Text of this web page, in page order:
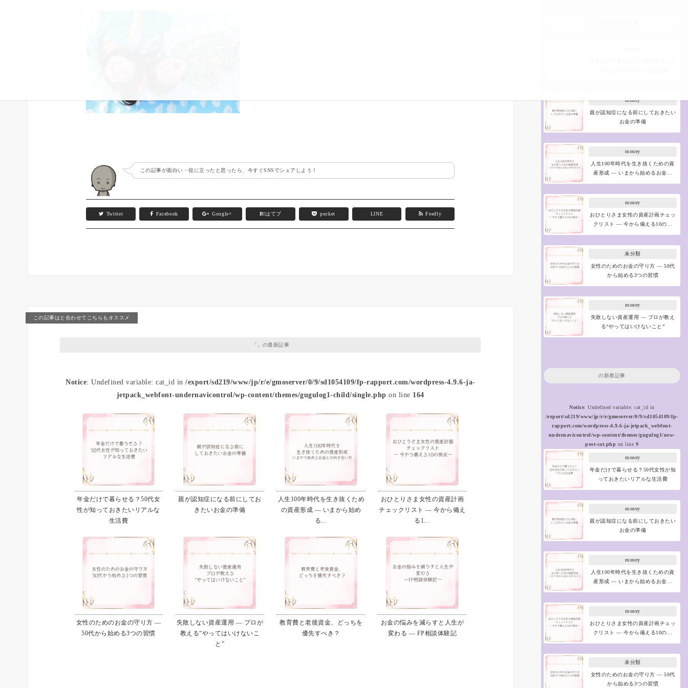
この記事が面白い・役に立ったと思ったら、今すぐSNSでシェアしよう！
Twitter Facebook Google+ B!はてブ pocket LINE Feedly
この記事はと合わせてこちらもオススメ
「」の最新記事
Notice: Undefined variable: cat_id in/export/sd219/www/jp/r/e/gmoserver/0/9/sd1054109/fp-rapport.com/wordpress-4.9.6-ja-
jetpack_webfont-undernavicontrol/wp-content/themes/gugulog1-child/single.php on line 164
年金だけで暮らせる？50代女
性が知っておきたいリアルな
生活費
親が認知症になる前にしてお
きたいお金の準備
人生100年時代を生き抜くため
の資産形成 ― いまから始め
る…
おひとりさま女性の資産計画
チェックリスト ― 今から備え
る1…
女性のためのお金の守り方 ―
50代から始める3つの習慣
失敗しない資産運用 ― プロが
教える“やってはいけないこ
と”
教育費と老後資金、どっちを
優先すべき？
お金の悩みを減らすと人生が
変わる ― FP相談体験記
money
親が認知症になる前にしておきたい
お金の準備
money
人生100年時代を生き抜くための資
産形成 ― いまから始めるお金…
money
おひとりさま女性の資産計画チェッ
クリスト ― 今から備える10の…
未分類
女性のためのお金の守り方 ― 50代
から始める3つの習慣
money
失敗しない資産運用 ― プロが教え
る“やってはいけないこと”
の新着記事
Notice: Undefined variable: cat_id in
/export/sd219/www/jp/r/e/gmoserver/0/9/sd1054109/fp-
rapport.com/wordpress-4.9.6-ja-jetpack_webfont-
undernavicontrol/wp-content/themes/gugulog1/new-
post-cat.php on line 9
money
年金だけで暮らせる？50代女性が知
っておきたいリアルな生活費
money
親が認知症になる前にしておきたい
お金の準備
money
人生100年時代を生き抜くための資
産形成 ― いまから始めるお金…
money
おひとりさま女性の資産計画チェッ
クリスト ― 今から備える10の…
未分類
女性のためのお金の守り方 ― 50代
から始める3つの習慣